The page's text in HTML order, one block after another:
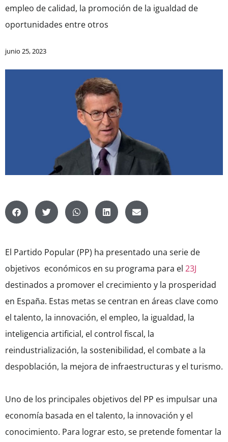
empleo de calidad, la promoción de la igualdad de
oportunidades entre otros
junio 25, 2023
El Partido Popular (PP) ha presentado una serie de
objetivos económicos en su programa para el 23J
destinados a promover el crecimiento y la prosperidad
en España. Estas metas se centran en áreas clave como
el talento, la innovación, el empleo, la igualdad, la
inteligencia artificial, el control fiscal, la
reindustrialización, la sostenibilidad, el combate a la
despoblación, la mejora de infraestructuras y el turismo.
Uno de los principales objetivos del PP es impulsar una
economía basada en el talento, la innovación y el
conocimiento. Para lograr esto, se pretende fomentar la